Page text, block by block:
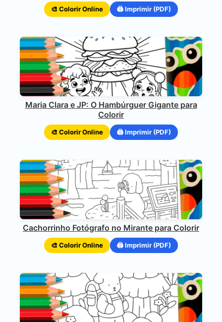
🎨 Colorir Online 🖨️ Imprimir (PDF)
Maria Clara e JP: O Hambúrguer Gigante para
Colorir
🎨 Colorir Online 🖨️ Imprimir (PDF)
Cachorrinho Fotógrafo no Mirante para Colorir
🎨 Colorir Online 🖨️ Imprimir (PDF)